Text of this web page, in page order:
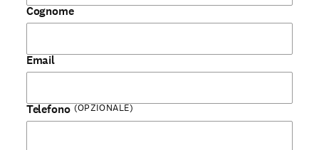
Cognome
Email
Telefono (OPZIONALE)